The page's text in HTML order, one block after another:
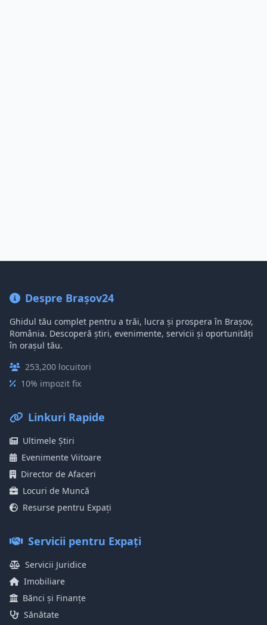
Despre Brașov24
Ghidul tău complet pentru a trăi, lucra și prospera în Brașov,
România. Descoperă știri, evenimente, servicii și oportunități
în orașul tău.
253,200 locuitori
10% impozit fix
Linkuri Rapide
Ultimele Știri
Evenimente Viitoare
Director de Afaceri
Locuri de Muncă
Resurse pentru Expați
Servicii pentru Expați
Servicii Juridice
Imobiliare
Bănci și Finanțe
Sănătate